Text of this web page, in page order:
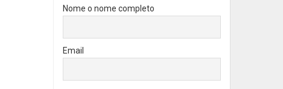
Nome o nome completo
Email